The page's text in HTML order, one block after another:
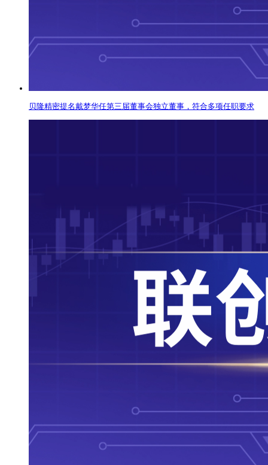
贝隆精密提名戴梦华任第三届董事会独立董事，符合多项任职要求